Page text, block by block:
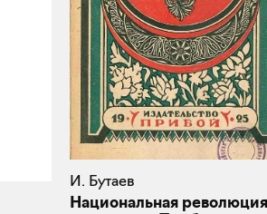
И. Бутаев
Национальная революция